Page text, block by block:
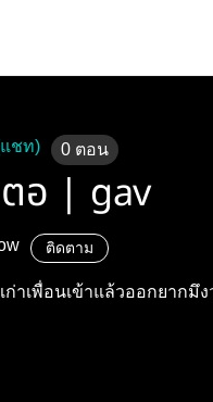
ชท) 0 ตอน
อ | gav
ติดตาม
ก่าเพื่อนเข้าแล้วออกยากมึ